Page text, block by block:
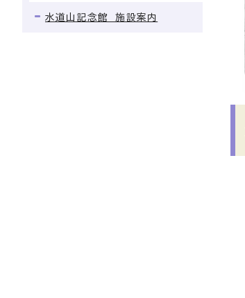
水道山記念館 施設案内